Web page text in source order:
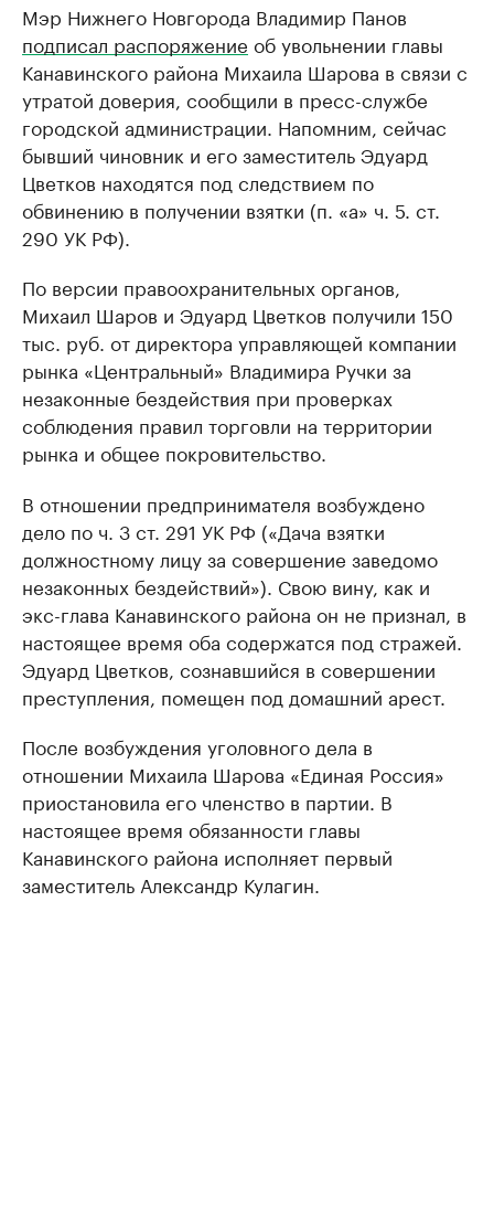
Мэр Нижнего Новгорода Владимир Панов
подписал распоряжение об увольнении главы
Канавинского района Михаила Шарова в связи с
утратой доверия, сообщили в пресс-службе
городской администрации. Напомним, сейчас
бывший чиновник и его заместитель Эдуард
Цветков находятся под следствием по
обвинению в получении взятки (п. «а» ч. 5. ст.
290 УК РФ).
По версии правоохранительных органов,
Михаил Шаров и Эдуард Цветков получили 150
тыс. руб. от директора управляющей компании
рынка «Центральный» Владимира Ручки за
незаконные бездействия при проверках
соблюдения правил торговли на территории
рынка и общее покровительство.
В отношении предпринимателя возбуждено
дело по ч. 3 ст. 291 УК РФ («Дача взятки
должностному лицу за совершение заведомо
незаконных бездействий»). Свою вину, как и
экс-глава Канавинского района он не признал, в
настоящее время оба содержатся под стражей.
Эдуард Цветков, сознавшийся в совершении
преступления, помещен под домашний арест.
После возбуждения уголовного дела в
отношении Михаила Шарова «Единая Россия»
приостановила его членство в партии. В
настоящее время обязанности главы
Канавинского района исполняет первый
заместитель Александр Кулагин.